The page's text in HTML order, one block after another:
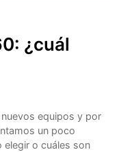
¿cuál
equipos y por
un poco
elegir o cuáles son